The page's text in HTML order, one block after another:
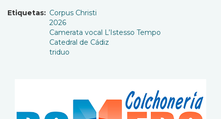
Etiquetas
Corpus Christi
2026
Camerata vocal L’Istesso Tempo
Catedral de Cádiz
triduo